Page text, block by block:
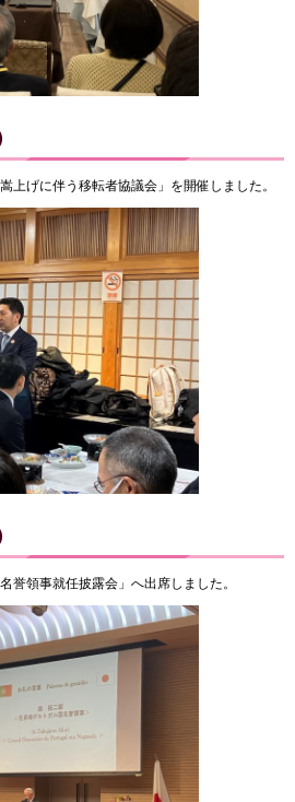
上げに伴う移転者協議会」を開催しました。
誉領事就任披露会」へ出席しました。